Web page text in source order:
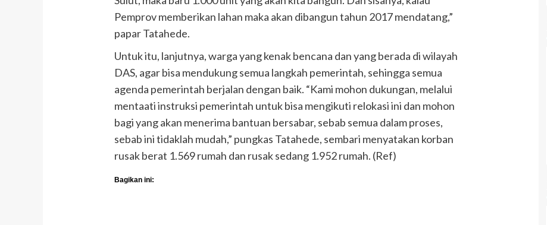
Pemprov memberikan lahan maka akan dibangun tahun 2017 mendatang,”
papar Tatahede.
Untuk itu, lanjutnya, warga yang kenak bencana dan yang berada di wilayah
DAS, agar bisa mendukung semua langkah pemerintah, sehingga semua
agenda pemerintah berjalan dengan baik. “Kami mohon dukungan, melalui
mentaati instruksi pemerintah untuk bisa mengikuti relokasi ini dan mohon
bagi yang akan menerima bantuan bersabar, sebab semua dalam proses,
sebab ini tidaklah mudah,” pungkas Tatahede, sembari menyatakan korban
rusak berat 1.569 rumah dan rusak sedang 1.952 rumah. (Ref)
Bagikan ini: